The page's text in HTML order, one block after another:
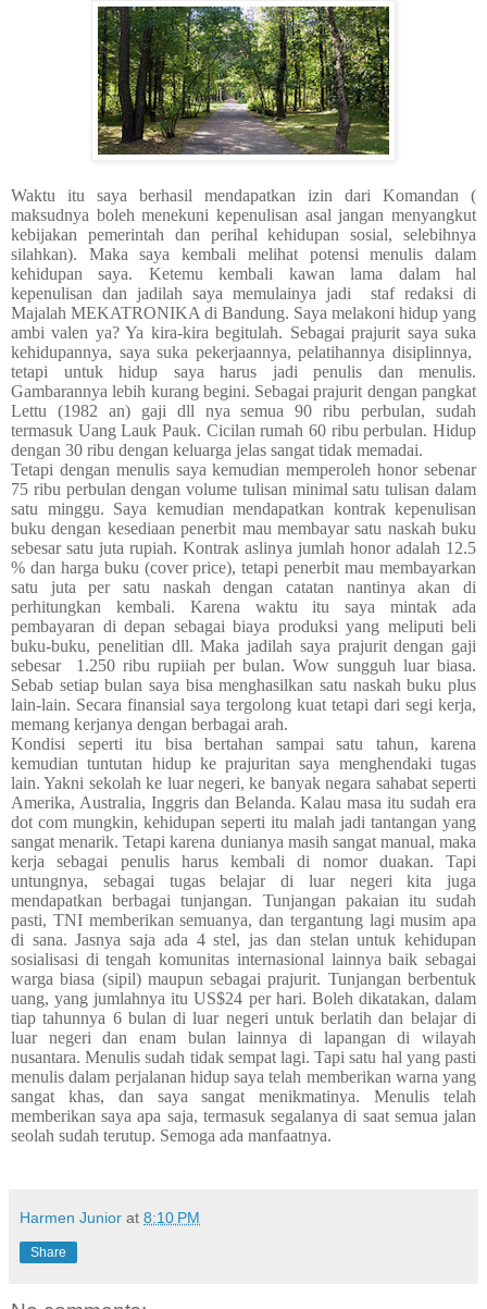
Waktu itu saya berhasil mendapatkan izin dari Komandan (
maksudnya boleh menekuni kepenulisan asal jangan menyangkut
kebijakan pemerintah dan perihal kehidupan sosial, selebihnya
silahkan). Maka saya kembali melihat potensi menulis dalam
kehidupan saya. Ketemu kembali kawan lama dalam hal
kepenulisan dan jadilah saya memulainya jadi
staf redaksi di
Majalah MEKATRONIKA di Bandung. Saya melakoni hidup yang
ambi valen ya? Ya kira-kira begitulah. Sebagai prajurit saya suka
kehidupannya, saya suka pekerjaannya, pelatihannya disiplinnya,
tetapi untuk hidup saya harus jadi penulis dan menulis.
Gambarannya lebih kurang begini. Sebagai prajurit dengan pangkat
Lettu (1982 an) gaji dll nya semua 90 ribu perbulan, sudah
termasuk Uang Lauk Pauk. Cicilan rumah 60 ribu perbulan. Hidup
dengan 30 ribu dengan keluarga jelas sangat tidak memadai.
Tetapi dengan menulis saya kemudian memperoleh honor sebenar
75 ribu perbulan dengan volume tulisan minimal satu tulisan dalam
satu minggu. Saya kemudian mendapatkan kontrak kepenulisan
buku dengan kesediaan penerbit mau membayar satu naskah buku
sebesar satu juta rupiah. Kontrak aslinya jumlah honor adalah 12.5
% dan harga buku (cover price), tetapi penerbit mau membayarkan
satu juta per satu naskah dengan catatan nantinya akan di
perhitungkan kembali. Karena waktu itu saya mintak ada
pembayaran di depan sebagai biaya produksi yang meliputi beli
buku-buku, penelitian dll. Maka jadilah saya prajurit dengan gaji
sebesar
1.250 ribu rupiiah per bulan. Wow sungguh luar biasa.
Sebab setiap bulan saya bisa menghasilkan satu naskah buku plus
lain-lain. Secara finansial saya tergolong kuat tetapi dari segi kerja,
memang kerjanya dengan berbagai arah.
Kondisi seperti itu bisa bertahan sampai satu tahun, karena
kemudian tuntutan hidup ke prajuritan saya menghendaki tugas
lain. Yakni sekolah ke luar negeri, ke banyak negara sahabat seperti
Amerika, Australia, Inggris dan Belanda. Kalau masa itu sudah era
dot com mungkin, kehidupan seperti itu malah jadi tantangan yang
sangat menarik. Tetapi karena dunianya masih sangat manual, maka
kerja sebagai penulis harus kembali di nomor duakan. Tapi
untungnya, sebagai tugas belajar di luar negeri kita juga
mendapatkan berbagai tunjangan. Tunjangan pakaian itu sudah
pasti, TNI memberikan semuanya, dan tergantung lagi musim apa
di sana. Jasnya saja ada 4 stel, jas dan stelan untuk kehidupan
sosialisasi di tengah komunitas internasional lainnya baik sebagai
warga biasa (sipil) maupun sebagai prajurit. Tunjangan berbentuk
uang, yang jumlahnya itu US$24 per hari. Boleh dikatakan, dalam
tiap tahunnya 6 bulan di luar negeri untuk berlatih dan belajar di
luar negeri dan enam bulan lainnya di lapangan di wilayah
nusantara. Menulis sudah tidak sempat lagi. Tapi satu hal yang pasti
menulis dalam perjalanan hidup saya telah memberikan warna yang
sangat khas, dan saya sangat menikmatinya. Menulis telah
memberikan saya apa saja, termasuk segalanya di saat semua jalan
seolah sudah terutup. Semoga ada manfaatnya.
Harmen Junior at 8:10 PM
Share